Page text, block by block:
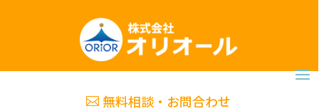
無料相談・お問合わせ